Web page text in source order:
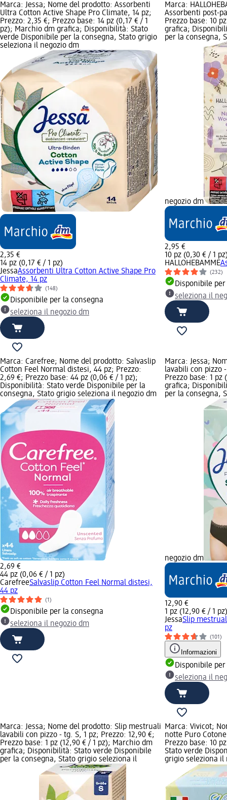
Marca: Jessa; Nome del prodotto: Assorbenti
Ultra Cotton Active Shape Pro Climate, 14 pz;
Prezzo: 2,35 €; Prezzo base: 14 pz (0,17 € / 1
pz); Marchio dm grafica; Disponibilità: Stato
verde Disponibile per la consegna, Stato grigio
seleziona il negozio dm
2,35 €
14 pz (0,17 € / 1 pz)
JessaAssorbenti Ultra Cotton Active Shape Pro
Climate, 14 pz
(148)
Disponibile per la consegna
seleziona il negozio dm
Marca:
Assorbenti post-
Prezzo base: 10
grafica;
per la consegna,
negozio dm
2,95 €
10 pz (0,30 € / 1
HALLOHEBAMME
(232)
Disponibile
seleziona il
Marca: Carefree; Nome del prodotto: Salvaslip
Cotton Feel Normal distesi, 44 pz; Prezzo:
2,69 €; Prezzo base: 44 pz (0,06 € / 1 pz);
Disponibilità: Stato verde Disponibile per la
consegna, Stato grigio seleziona il negozio dm
2,69 €
44 pz (0,06 € / 1 pz)
CarefreeSalvaslip Cotton Feel Normal distesi,
44 pz
(1)
Disponibile per la consegna
seleziona il negozio dm
Marca: Jessa;
lavabili con pizzo
Prezzo base: 1 pz
grafica;
per la consegna,
negozio dm
12,90 €
1 pz (12,90 € / 1 pz)
JessaSlip
pz
(101)
Informazioni
Disponibile
seleziona il
Marca: Jessa; Nome del prodotto: Slip mestruali
lavabili con pizzo - tg. S, 1 pz; Prezzo: 12,90 €;
Prezzo base: 1 pz (12,90 € / 1 pz); Marchio dm
grafica; Disponibilità: Stato verde Disponibile
per la consegna, Stato grigio seleziona il
Marca: Vivicot;
notte Puro
Prezzo base: 10
Stato verde
grigio seleziona il